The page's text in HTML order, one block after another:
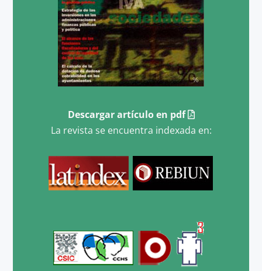
Descargar artículo en pdf
La revista se encuentra indexada en: